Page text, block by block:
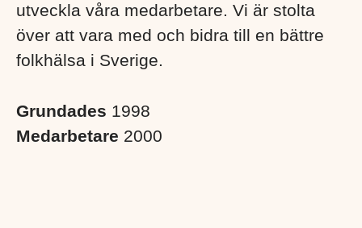
utveckla våra medarbetare. Vi är stolta
över att vara med och bidra till en bättre
folkhälsa i Sverige. ​
Grundades 1998
Medarbetare 2000